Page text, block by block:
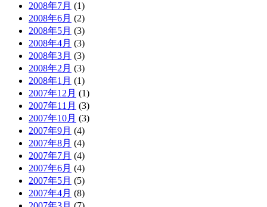
2008年7月 (1)
2008年6月 (2)
2008年5月 (3)
2008年4月 (3)
2008年3月 (3)
2008年2月 (3)
2008年1月 (1)
2007年12月 (1)
2007年11月 (3)
2007年10月 (3)
2007年9月 (4)
2007年8月 (4)
2007年7月 (4)
2007年6月 (4)
2007年5月 (5)
2007年4月 (8)